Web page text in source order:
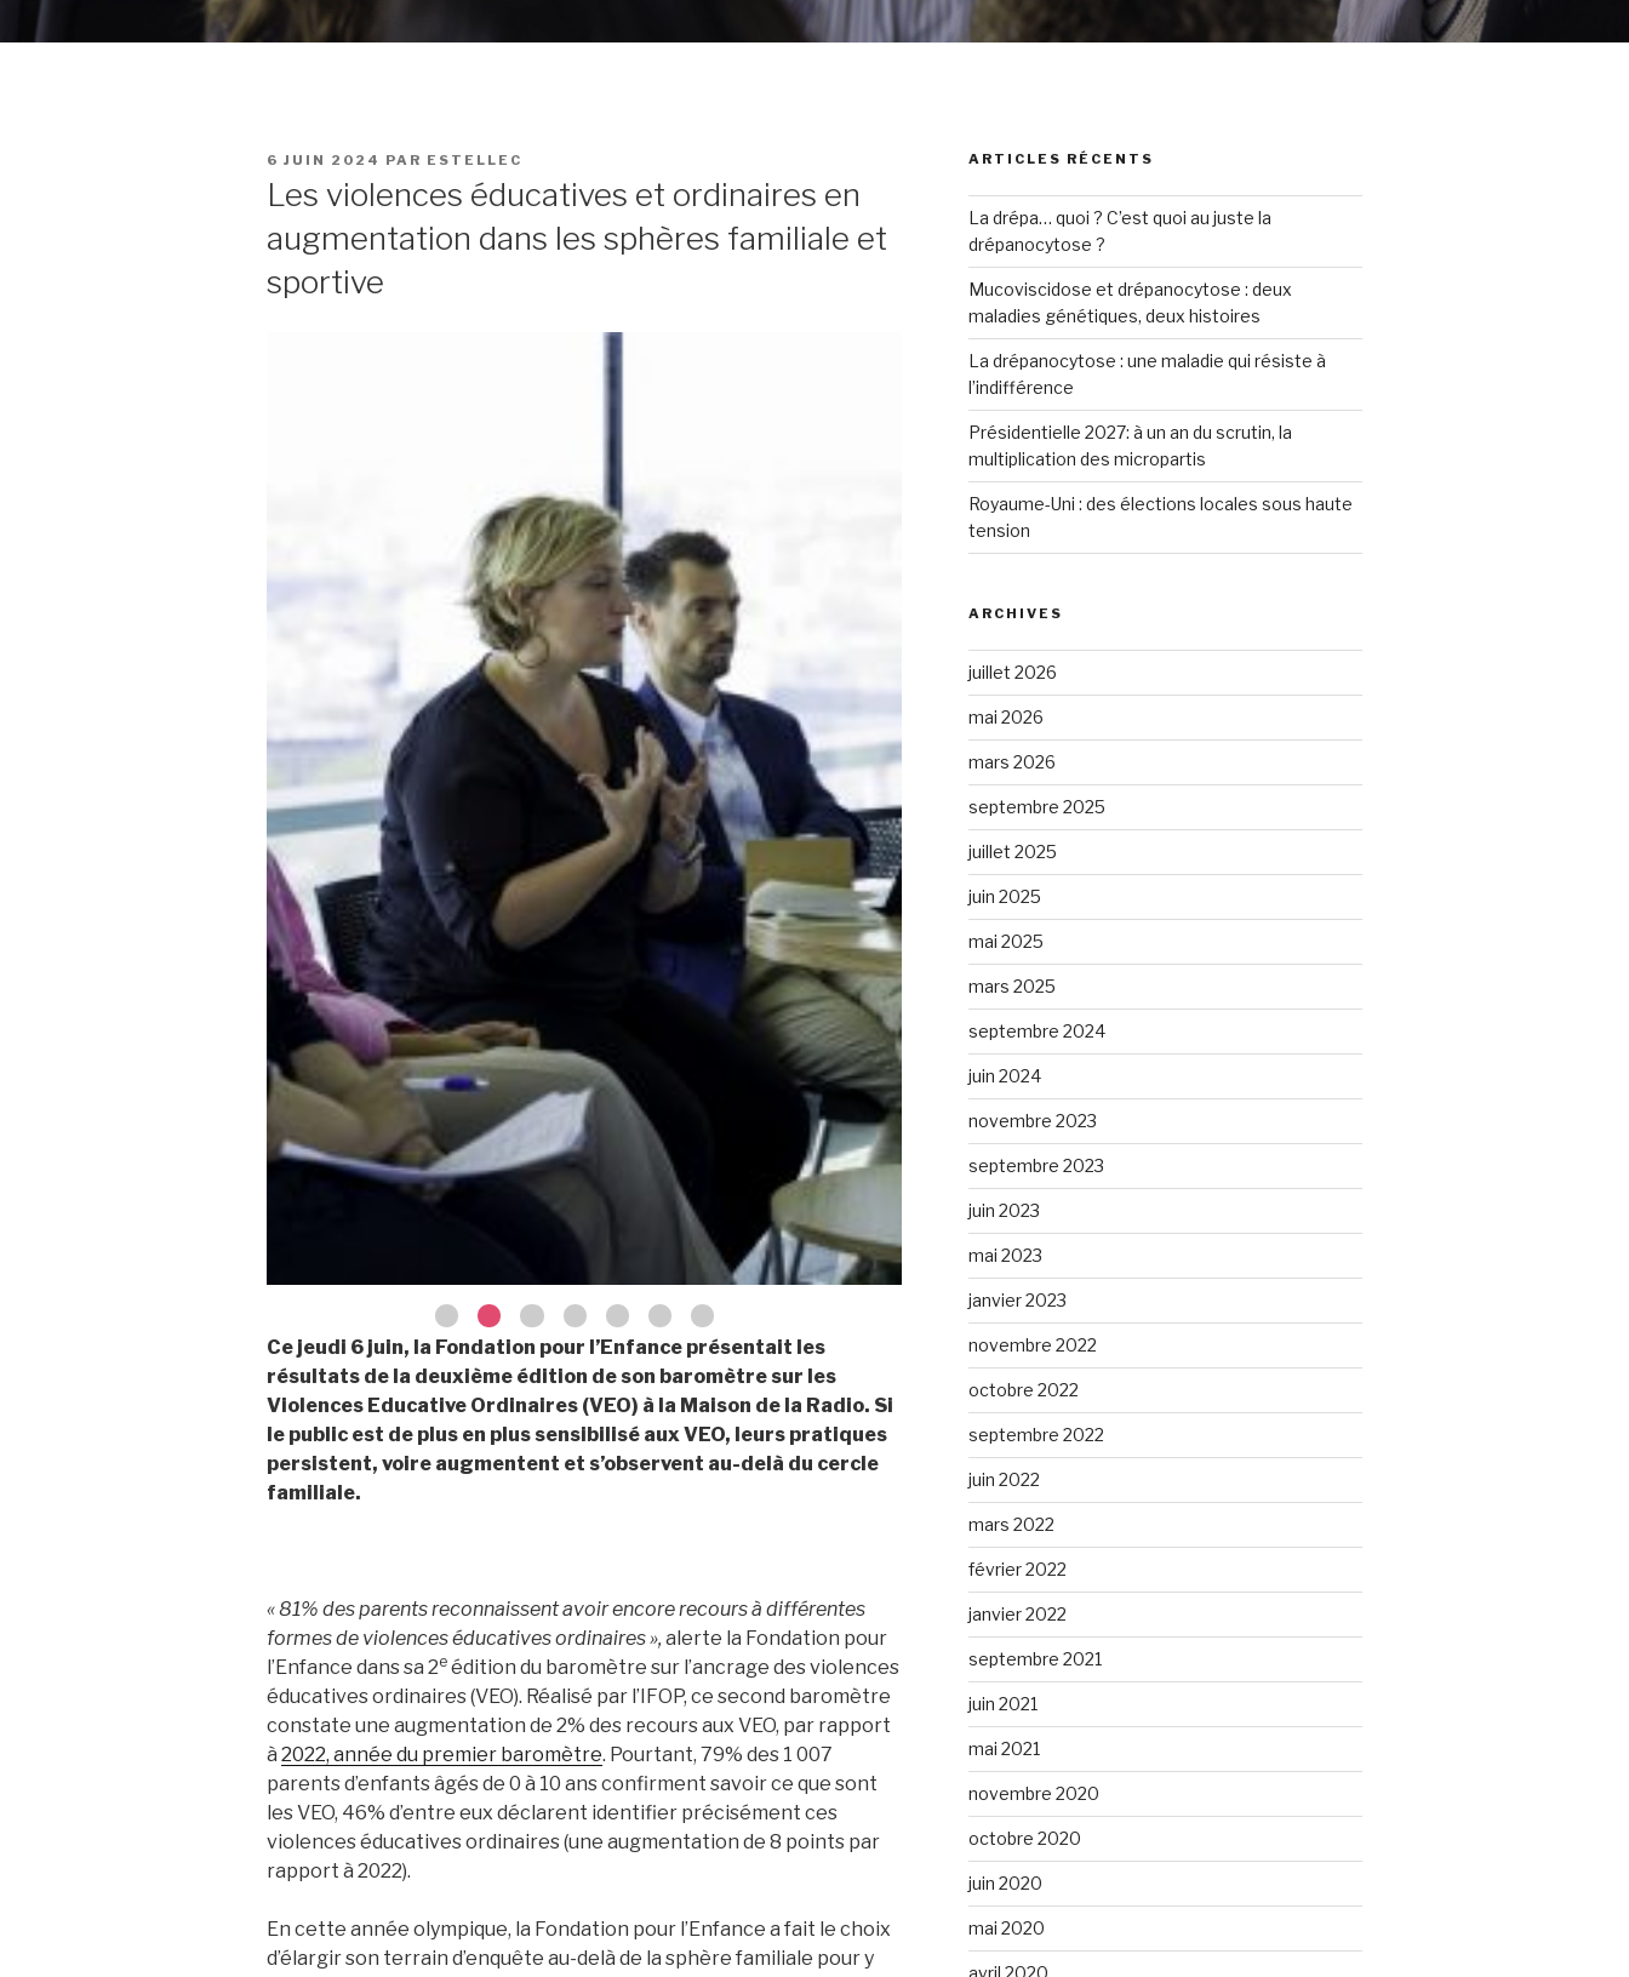
PUBLIÉ
LE
6 JUIN 2024 PAR ESTELLEC
Les violences éducatives et ordinaires en
augmentation dans les sphères familiale et
sportive
Ce jeudi 6 juin, la Fondation pour l’Enfance présentait les
résultats de la deuxième édition de son baromètre sur les
Violences Educative Ordinaires (VEO) à la Maison de la Radio. Si
le public est de plus en plus sensibilisé aux VEO, leurs pratiques
persistent, voire augmentent et s’observent au-delà du cercle
familiale.
« 81% des parents reconnaissent avoir encore recours à différentes
formes de violences éducatives ordinaires », alerte la Fondation pour
l’Enfance dans sa 2e édition du baromètre sur l’ancrage des violences
éducatives ordinaires (VEO). Réalisé par l’IFOP, ce second baromètre
constate une augmentation de 2% des recours aux VEO, par rapport
à 2022, année du premier baromètre. Pourtant, 79% des 1 007
parents d’enfants âgés de 0 à 10 ans confirment savoir ce que sont
les VEO, 46% d’entre eux déclarent identifier précisément ces
violences éducatives ordinaires (une augmentation de 8 points par
rapport à 2022).
En cette année olympique, la Fondation pour l’Enfance a fait le choix
d’élargir son terrain d’enquête au-delà de la sphère familiale pour y
ARTICLES RÉCENTS
La drépa… quoi ? C’est quoi au juste la
drépanocytose ?
Mucoviscidose et drépanocytose : deux
maladies génétiques, deux histoires
La drépanocytose : une maladie qui résiste à
l’indifférence
Présidentielle 2027: à un an du scrutin, la
multiplication des micropartis
Royaume-Uni : des élections locales sous haute
tension
ARCHIVES
juillet 2026
mai 2026
mars 2026
septembre 2025
juillet 2025
juin 2025
mai 2025
mars 2025
septembre 2024
juin 2024
novembre 2023
septembre 2023
juin 2023
mai 2023
janvier 2023
novembre 2022
octobre 2022
septembre 2022
juin 2022
mars 2022
février 2022
janvier 2022
septembre 2021
juin 2021
mai 2021
novembre 2020
octobre 2020
juin 2020
mai 2020